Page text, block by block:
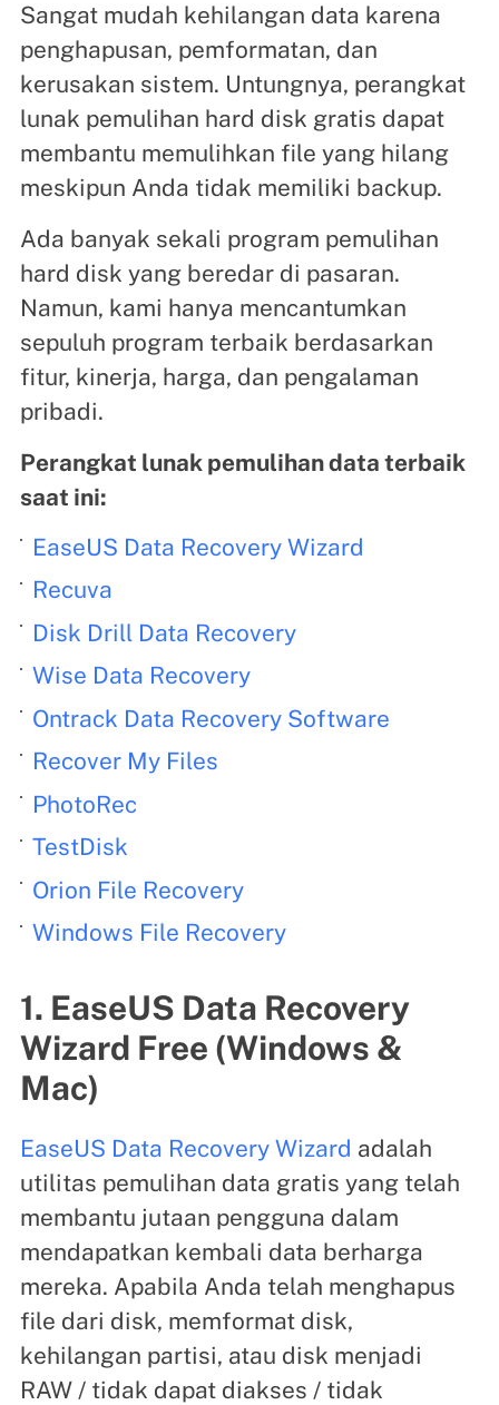
Sangat mudah kehilangan data karena
penghapusan, pemformatan, dan
kerusakan sistem. Untungnya, perangkat
lunak pemulihan hard disk gratis dapat
membantu memulihkan file yang hilang
meskipun Anda tidak memiliki backup.
Ada banyak sekali program pemulihan
hard disk yang beredar di pasaran.
Namun, kami hanya mencantumkan
sepuluh program terbaik berdasarkan
fitur, kinerja, harga, dan pengalaman
pribadi.
Perangkat lunak pemulihan data terbaik
saat ini:
EaseUS Data Recovery Wizard
Recuva
Disk Drill Data Recovery
Wise Data Recovery
Ontrack Data Recovery Software
Recover My Files
PhotoRec
TestDisk
Orion File Recovery
Windows File Recovery
1. EaseUS Data Recovery
Wizard Free (Windows &
Mac)
EaseUS Data Recovery Wizard adalah
utilitas pemulihan data gratis yang telah
membantu jutaan pengguna dalam
mendapatkan kembali data berharga
mereka. Apabila Anda telah menghapus
file dari disk, memformat disk,
kehilangan partisi, atau disk menjadi
RAW / tidak dapat diakses / tidak